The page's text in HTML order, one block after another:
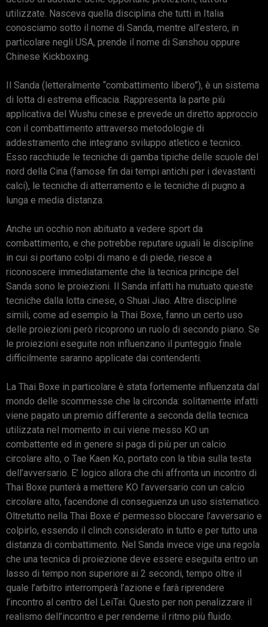
utilizzate. Nasceva quella disciplina che tutti in Italia
conosciamo sotto il nome di Sanda, mentre all’estero, in
particolare negli USA, prende il nome di Sanshou oppure
Chinese Kickboxing.
Il Sanda (letteralmente “combattimento libero”), è un sistema
di lotta di estrema efficacia. Rappresenta la parte più
applicativa del Wushu cinese e prevede un diretto approccio
con il combattimento attraverso metodologie di
addestramento che integrano sviluppo atletico e tecnico.
Esso racchiude le tecniche di gamba tipiche delle scuole del
nord della Cina (famose fin dai tempi antichi per i devastanti
calci), le tecniche di atterramento e le tecniche di pugno a
lunga e media distanza.
Anche un occhio non abituato a vedere sport da
combattimento, e che potrebbe reputare uguali le discipline
in cui si portano colpi di mano e di piede, riesce a
riconoscere immediatamente che la tecnica principe del
Sanda sono le proiezioni. Il Sanda infatti ha mutuato queste
tecniche dalla lotta cinese, o Shuai Jiao. Altre discipline
simili, come ad esempio la Thai Boxe, fanno un certo uso
delle proiezioni però ricoprono un ruolo di secondo piano. Se
le proiezioni eseguite non influenzano il punteggio finale
difficilmente saranno applicate dai contendenti.
La Thai Boxe in particolare è stata fortemente influenzata dal
mondo delle scommesse che la circonda: solitamente infatti
viene pagato un premio differente a seconda della tecnica
utilizzata nel momento in cui viene messo KO un
combattente ed in genere si paga di più per un calcio
circolare alto, o Tae Kaen Ko, portato con la tibia sulla testa
dell’avversario. E’ logico allora che chi affronta un incontro di
Thai Boxe punterà a mettere KO l’avversario con un calcio
circolare alto, facendone di conseguenza un uso sistematico.
Oltretutto nella Thai Boxe e’ permesso bloccare l’avversario e
colpirlo, essendo il clinch considerato in tutto e per tutto una
distanza di combattimento. Nel Sanda invece vige una regola
che una tecnica di proiezione deve essere eseguita entro un
lasso di tempo non superiore ai 2 secondi, tempo oltre il
quale l’arbitro interromperà l’azione e farà riprendere
l’incontro al centro del LeiTai. Questo per non penalizzare il
realismo dell’incontro e per renderne il ritmo più fluido.